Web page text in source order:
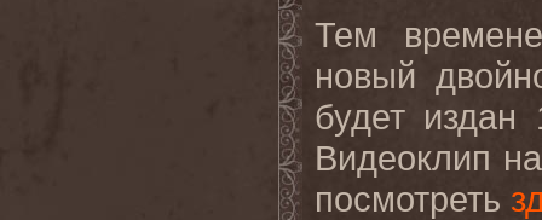
Тем
новый
будет
Видеоклип
посмотреть